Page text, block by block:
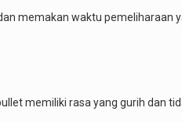
memakan waktu pemeliharaan
memiliki rasa yang gurih dan